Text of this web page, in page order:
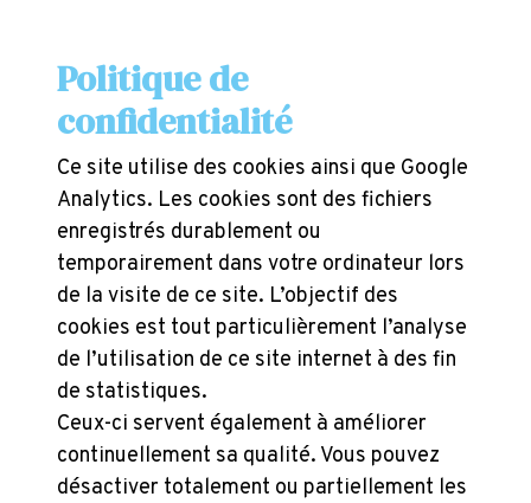
Politique de
confidentialité
Ce site utilise des cookies ainsi que Google
Analytics. Les cookies sont des fichiers
enregistrés durablement ou
temporairement dans votre ordinateur lors
de la visite de ce site. L’objectif des
cookies est tout particulièrement l’analyse
de l’utilisation de ce site internet à des fin
de statistiques.
Ceux-ci servent également à améliorer
continuellement sa qualité. Vous pouvez
désactiver totalement ou partiellement les